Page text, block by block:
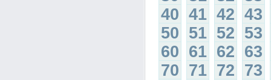
40 41 42 43
50 51 52 53
60 61 62 63
70 71 72 73